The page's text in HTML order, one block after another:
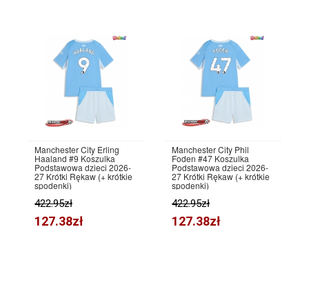
Manchester City Erling
Haaland #9 Koszulka
Podstawowa dzieci 2026-
27 Krótki Rękaw (+ krótkie
spodenki)
422.95zł
127.38zł
Manchester City Phil
Foden #47 Koszulka
Podstawowa dzieci 2026-
27 Krótki Rękaw (+ krótkie
spodenki)
422.95zł
127.38zł